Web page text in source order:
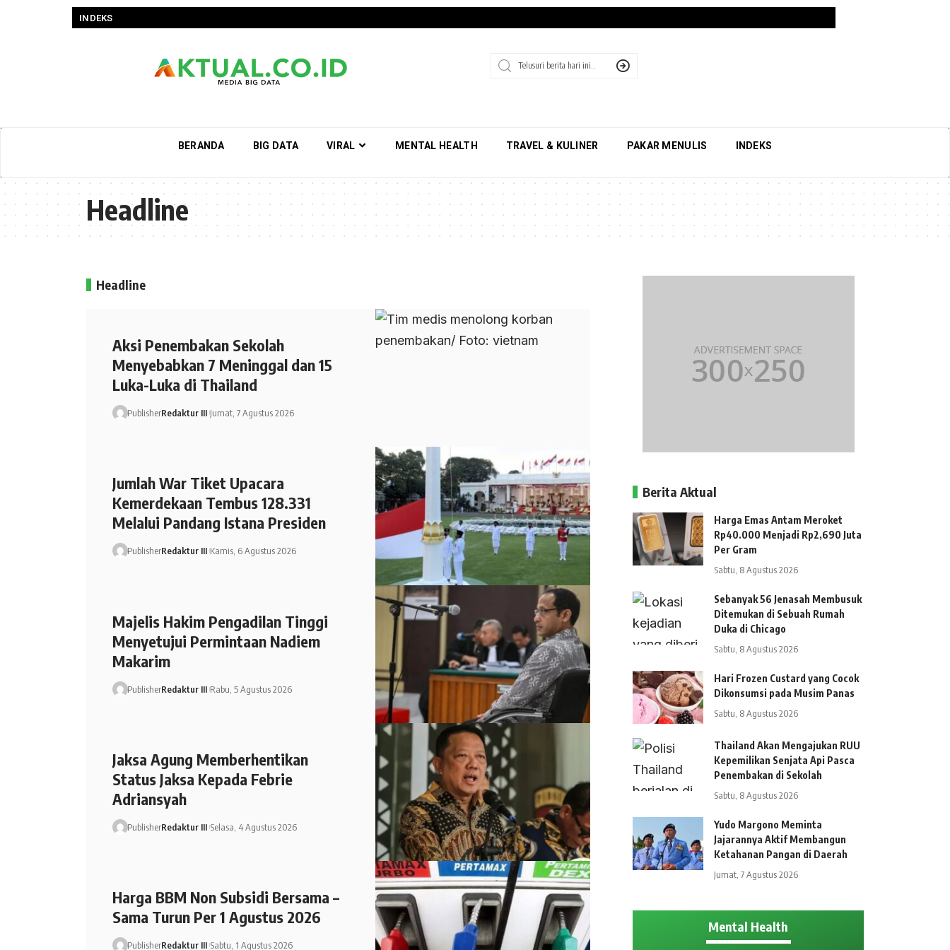
INDEKS
BERANDA BIG DATA VIRAL MENTAL HEALTH TRAVEL & KULINER PAKAR MENULIS INDEKS
Headline
Headline
Aksi Penembakan Sekolah
Menyebabkan 7 Meninggal dan 15
Luka-Luka di Thailand
PublisherRedaktur III Jumat, 7 Agustus 2026
Jumlah War Tiket Upacara
Kemerdekaan Tembus 128.331
Melalui Pandang Istana Presiden
PublisherRedaktur III Kamis, 6 Agustus 2026
Majelis Hakim Pengadilan Tinggi
Menyetujui Permintaan Nadiem
Makarim
PublisherRedaktur III Rabu, 5 Agustus 2026
Jaksa Agung Memberhentikan
Status Jaksa Kepada Febrie
Adriansyah
PublisherRedaktur III Selasa, 4 Agustus 2026
Harga BBM Non Subsidi Bersama –
Sama Turun Per 1 Agustus 2026
PublisherRedaktur III Sabtu, 1 Agustus 2026
Berita Aktual
Harga Emas Antam Meroket
Rp40.000 Menjadi Rp2,690 Juta
Per Gram
Sabtu, 8 Agustus 2026
Sebanyak 56 Jenasah Membusuk
Ditemukan di Sebuah Rumah
Duka di Chicago
Sabtu, 8 Agustus 2026
Hari Frozen Custard yang Cocok
Dikonsumsi pada Musim Panas
Sabtu, 8 Agustus 2026
Thailand Akan Mengajukan RUU
Kepemilikan Senjata Api Pasca
Penembakan di Sekolah
Sabtu, 8 Agustus 2026
Yudo Margono Meminta
Jajarannya Aktif Membangun
Ketahanan Pangan di Daerah
Jumat, 7 Agustus 2026
Mental Health